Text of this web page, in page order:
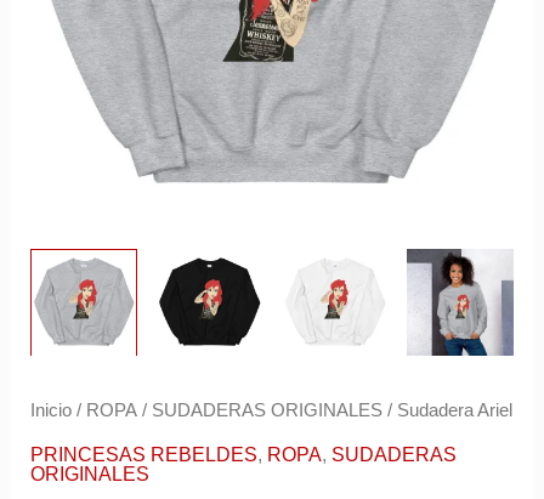
Inicio/ ROPA/ SUDADERAS ORIGINALES/ Sudadera Ariel
PRINCESAS REBELDES, ROPA, SUDADERAS
ORIGINALES
c
n
i
c